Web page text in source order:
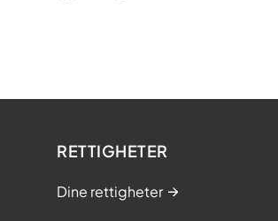
RETTIGHETER
Dine rettigheter